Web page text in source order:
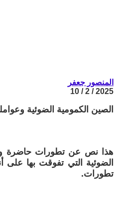
المنصور جعفر
2025 / 2 / 10
الصين الكمومية الضوئية
هذا نص عن تطورات حاضرة
الضوئية التي تفوقت بها
تطورات.